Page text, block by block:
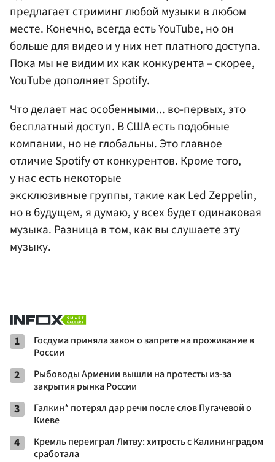
предлагает стриминг любой музыки в любом
месте. Конечно, всегда есть YouTube, но он
больше для видео и у них нет платного доступа.
Пока мы не видим их как конкурента – скорее,
YouTube дополняет Spotify.
Что делает нас особенными... во-первых, это
бесплатный доступ. В США есть подобные
компании, но не глобальны. Это главное
отличие Spotify от конкурентов. Кроме того,
у нас есть некоторые
эксклюзивные группы, такие как Led Zeppelin,
но в будущем, я думаю, у всех будет одинаковая
музыка. Разница в том, как вы слушаете эту
музыку.
1
Госдума приняла закон о запрете на проживание в
России
2
Рыбоводы Армении вышли на протесты из-за
закрытия рынка России
3
Галкин* потерял дар речи после слов Пугачевой о
Киеве
4
Кремль переиграл Литву: хитрость с Калининградом
сработала